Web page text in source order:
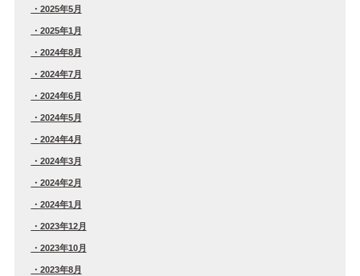
2025年5月
2025年1月
2024年8月
2024年7月
2024年6月
2024年5月
2024年4月
2024年3月
2024年2月
2024年1月
2023年12月
2023年10月
2023年8月